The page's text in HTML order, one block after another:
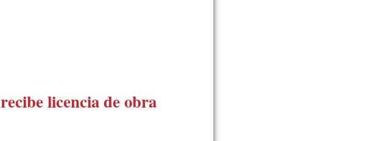
recibe licencia de obra